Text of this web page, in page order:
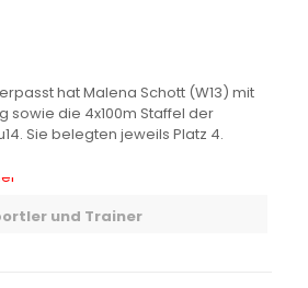
hat Malena Schott (W13) mit
sowie die 4x100m Staffel der
Sie belegten jeweils Platz 4.
und Trainer